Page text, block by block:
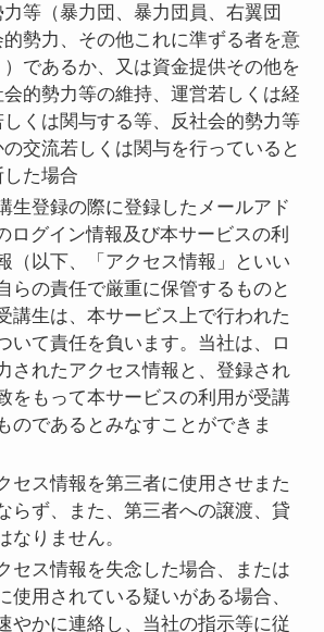
等（暴力団、暴力団員、右翼団
勢力、その他これに準ずる者を意
であるか、又は資金提供その他を
的勢力等の維持、運営若しくは経
くは関与する等、反社会的勢力等
の交流若しくは関与を行っていると
た場合
生登録の際に登録したメールアド
ログイン情報及び本サービスの利
（以下、「アクセス情報」といい
らの責任で厳重に保管するものと
講生は、本サービス上で行われた
いて責任を負います。当社は、ロ
されたアクセス情報と、登録され
をもって本サービスの利用が受講
のであるとみなすことができま
セス情報を第三者に使用させまた
らず、また、第三者への譲渡、貸
なりません。
セス情報を失念した場合、または
使用されている疑いがある場合、
やかに連絡し、当社の指示等に従